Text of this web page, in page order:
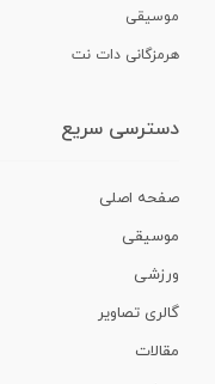
موسیقی
هرمزگانی دات نت
دسترسی سریع
صفحه اصلی
موسیقی
ورزشی
گالری تصاویر
مقالات